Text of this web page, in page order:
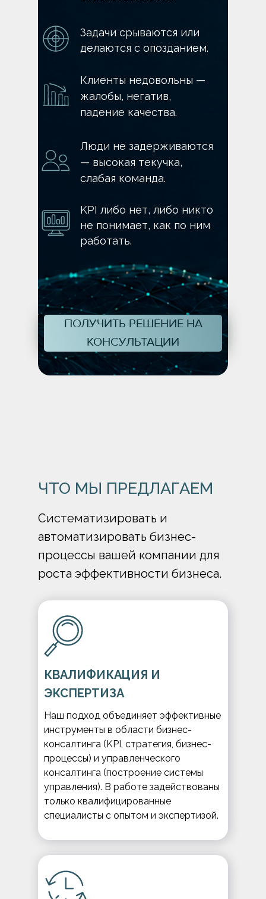
Задачи срываются или
делаются с опозданием.
ПОЛУЧИТЬ РЕШЕНИЕ НА
КОНСУЛЬТАЦИИ
KPI либо нет, либо никто
не понимает, как по ним
работать.
Клиенты недовольны —
жалобы, негатив,
падение качества.
Люди не задерживаются
— высокая текучка,
слабая команда.
Наш подход объединяет эффективные
инструменты в области бизнес-
консалтинга (KPI, стратегия, бизнес-
процессы) и управленческого
консалтинга (построение системы
управления). В работе задействованы
только квалифицированные
специалисты с опытом и экспертизой.
КВАЛИФИКАЦИЯ И
ЭКСПЕРТИЗА
ЧТО МЫ ПРЕДЛАГАЕМ
Систематизировать и
автоматизировать бизнес-
процессы вашей компании для
роста эффективности бизнеса.